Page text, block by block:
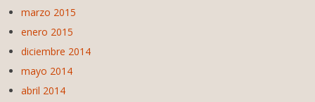
marzo 2015
enero 2015
diciembre 2014
mayo 2014
abril 2014